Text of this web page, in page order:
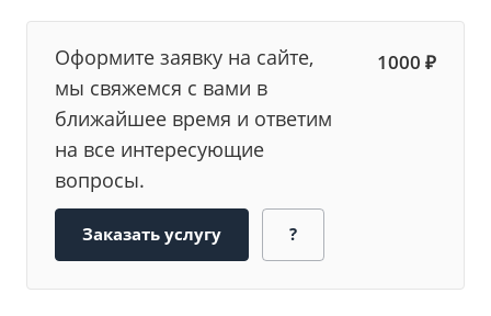
Оформите заявку на сайте,
мы свяжемся с вами в
ближайшее время и ответим
на все интересующие
вопросы.
1000 ₽
Заказать услугу ?